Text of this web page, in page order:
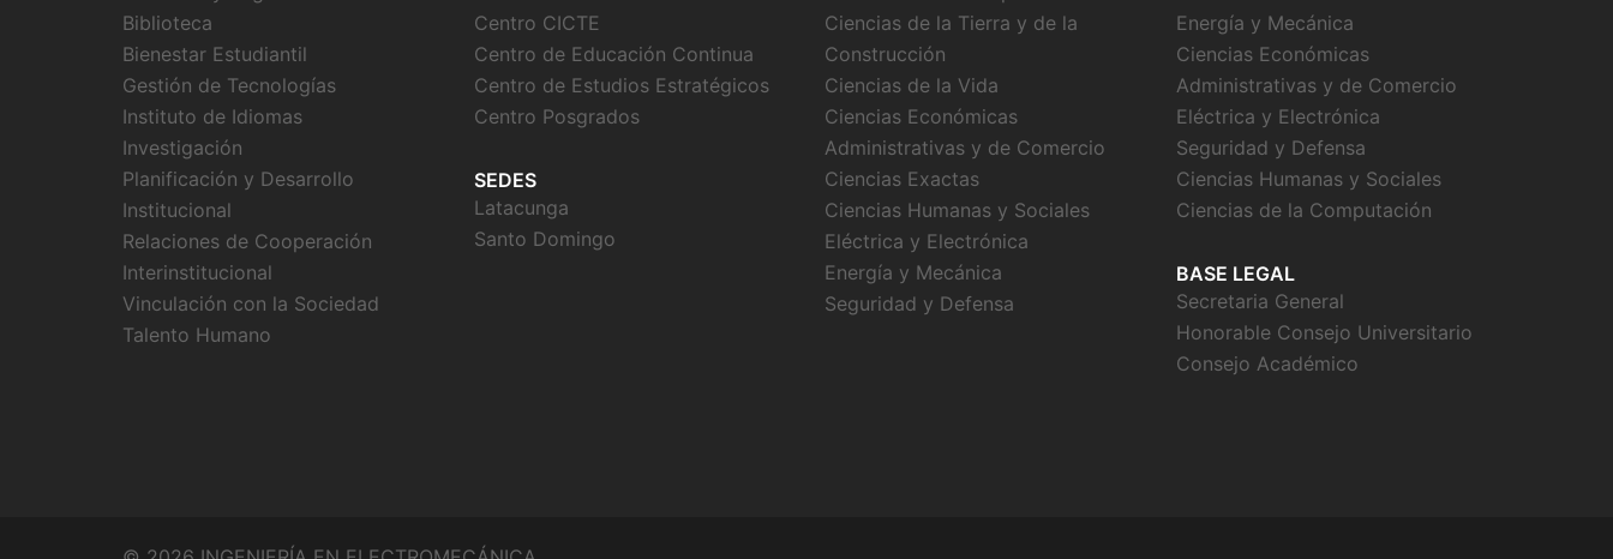
Biblioteca
Bienestar Estudiantil
Gestión de Tecnologías
Instituto de Idiomas
Investigación
Planificación y Desarrollo
Institucional
Relaciones de Cooperación
Interinstitucional
Vinculación con la Sociedad
Talento Humano
Centro CICTE
Centro de Educación Continua
Centro de Estudios Estratégicos
Centro Posgrados
SEDES
Latacunga
Santo Domingo
Ciencias de la Tierra y de la
Construcción
Ciencias de la Vida
Ciencias Económicas
Administrativas y de Comercio
Ciencias Exactas
Ciencias Humanas y Sociales
Eléctrica y Electrónica
Energía y Mecánica
Seguridad y Defensa
Energía y Mecánica
Ciencias Económicas
Administrativas y de Comercio
Eléctrica y Electrónica
Seguridad y Defensa
Ciencias Humanas y Sociales
Ciencias de la Computación
BASE LEGAL
Secretaria General
Honorable Consejo Universitario
Consejo Académico